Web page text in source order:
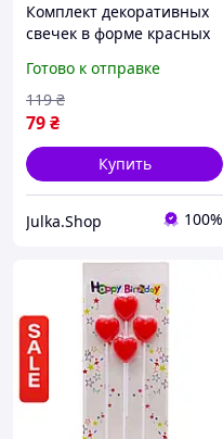
Комплект декоративных
свечек в форме красных
торта к любому
празднику
Готово к отправке
79₴
119 ₴
Купить
Julka.Shop 100%